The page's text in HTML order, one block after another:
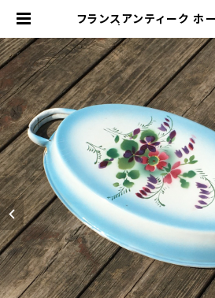
フランスアンティーク ホ
区神楽坂のリサイクルシ